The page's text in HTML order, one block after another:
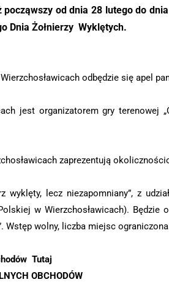
począwszy od dnia 28 lutego do
Dnia Żołnierzy Wyklętych.
odbędzie się apel
jest organizatorem gry
zaprezentują
wyklęty, lecz niezapomniany”, z
w Wierzchosławicach).
Wstęp wolny, liczba miejsc
Tutaj
OBCHODÓW